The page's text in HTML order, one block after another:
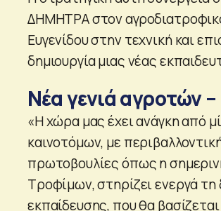
ΔΗΜΗΤΡΑ στον
Ευγενίδου στην τεχνική και
δημιουργία μιας νέας
Νέα γενιά αγροτών
«Η χώρα μας έχει ανάγκη από
καινοτόμων, με
πρωτοβουλίες όπως η
Τροφίμων, στηρίζει ενεργά
εκπαίδευσης, που θα